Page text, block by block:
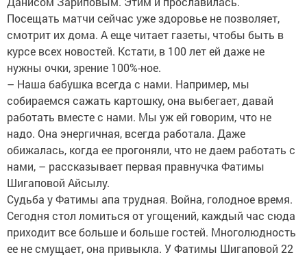
Посещать матчи сейчас уже здоровье не позволяет,
смотрит их дома. А еще читает газеты, чтобы быть в
курсе всех новостей. Кстати, в 100 лет ей даже не
нужны очки, зрение 100%-ное.
– Наша бабушка всегда с нами. Например, мы
собираемся сажать картошку, она выбегает, давай
работать вместе с нами. Мы уж ей говорим, что не
надо. Она энергичная, всегда работала. Даже
обижалась, когда ее прогоняли, что не даем работать с
нами, – рассказывает первая правнучка Фатимы
Шигаповой Айсылу.
Судьба у Фатимы апа трудная. Война, голодное время.
Сегодня стол ломиться от угощений, каждый час сюда
приходит все больше и больше гостей. Многолюдность
ее не смущает, она привыкла. У Фатимы Шигаповой 22